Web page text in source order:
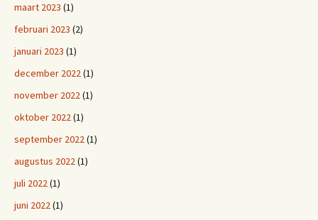
maart 2023 (1)
februari 2023 (2)
januari 2023 (1)
december 2022(1)
november 2022(1)
oktober 2022(1)
september 2022(1)
augustus 2022(1)
juli 2022(1)
juni 2022(1)